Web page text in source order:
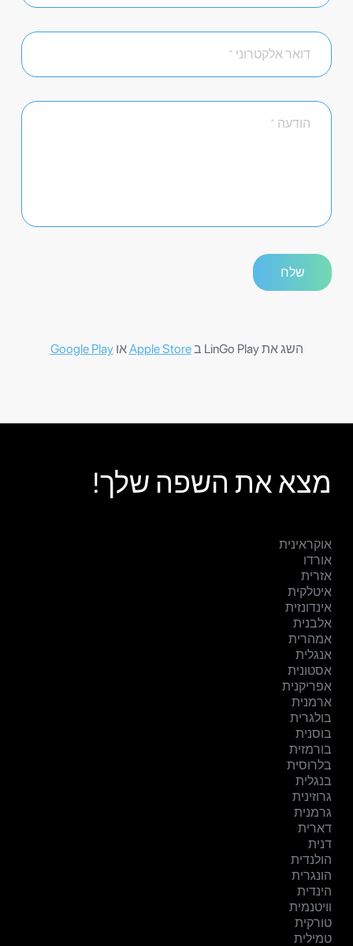
השג את LinGo Play ב Apple StoreאוGoogle Play
מצא את השפה שלך!
אוקראינית
אורדו
אזרית
איטלקית
אינדונזית
אלבנית
אמהרית
אנגלית
אסטונית
אפריקנית
ארמנית
בולגרית
בוסנית
בורמזית
בלרוסית
בנגלית
גרוזינית
גרמנית
דארית
דנית
הולנדית
הונגרית
הינדית
וויטנמית
טורקית
טמילית